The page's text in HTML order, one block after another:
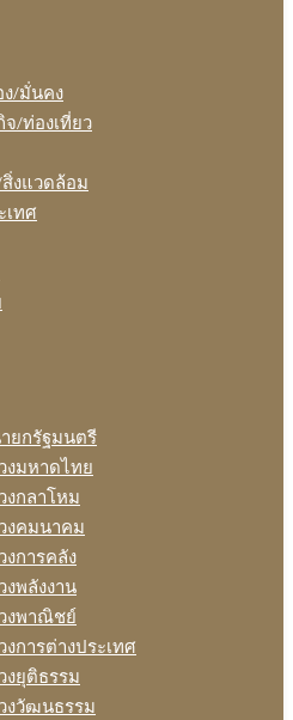
ง/มั่นคง
จ/ท่องเที่ยว
งแวดล้อม
เทศ
ยกรัฐมนตรี
งมหาดไทย
งกลาโหม
งคมนาคม
งการคลัง
งพลังงาน
งพาณิชย์
งการต่างประเทศ
งยุติธรรม
งวัฒนธรรม